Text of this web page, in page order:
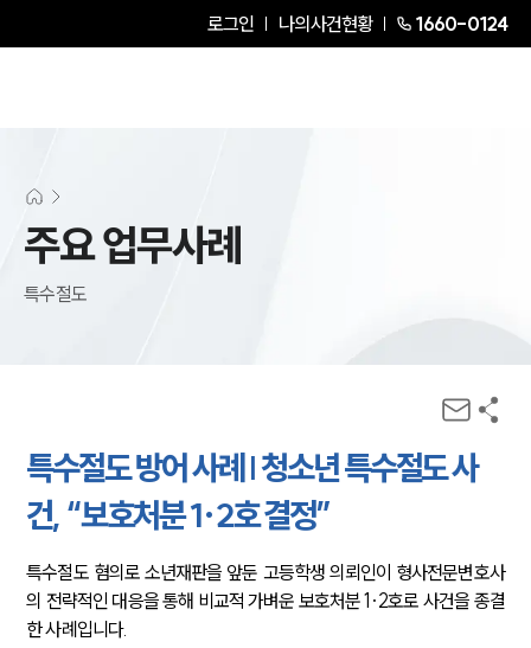
로그인 나의사건현황 1660-0124
주요 업무사례
특수절도
특수절도 방어 사례 | 청소년 특수절도 사
건, “보호처분 1·2호 결정”
특수절도 혐의로 소년재판을 앞둔 고등학생 의뢰인이 형사전문변호사
의 전략적인 대응을 통해 비교적 가벼운 보호처분 1·2호로 사건을 종결
한 사례입니다.